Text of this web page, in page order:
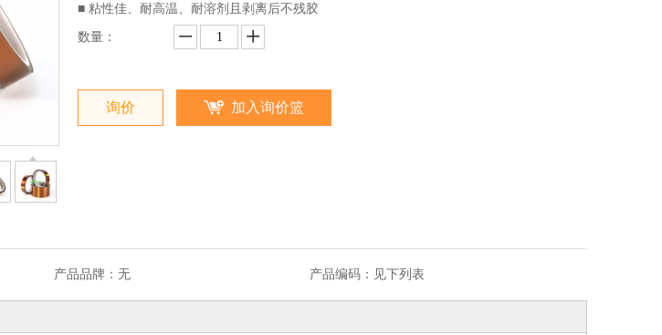
■ 粘性佳、耐高温、耐溶剂且剥离后不残胶
数量：
询价 加入询价篮
产品品牌： 无 产品编码： 见下列表